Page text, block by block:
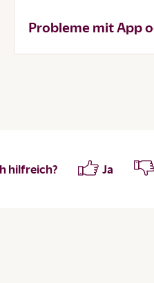
Probleme mit App
hilfreich? Ja